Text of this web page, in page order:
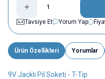
Tavsiye Et
Yorum Yap
Ürün Özellikleri Yorumlar
9V Jacklı Pil Soketi - T-Tip